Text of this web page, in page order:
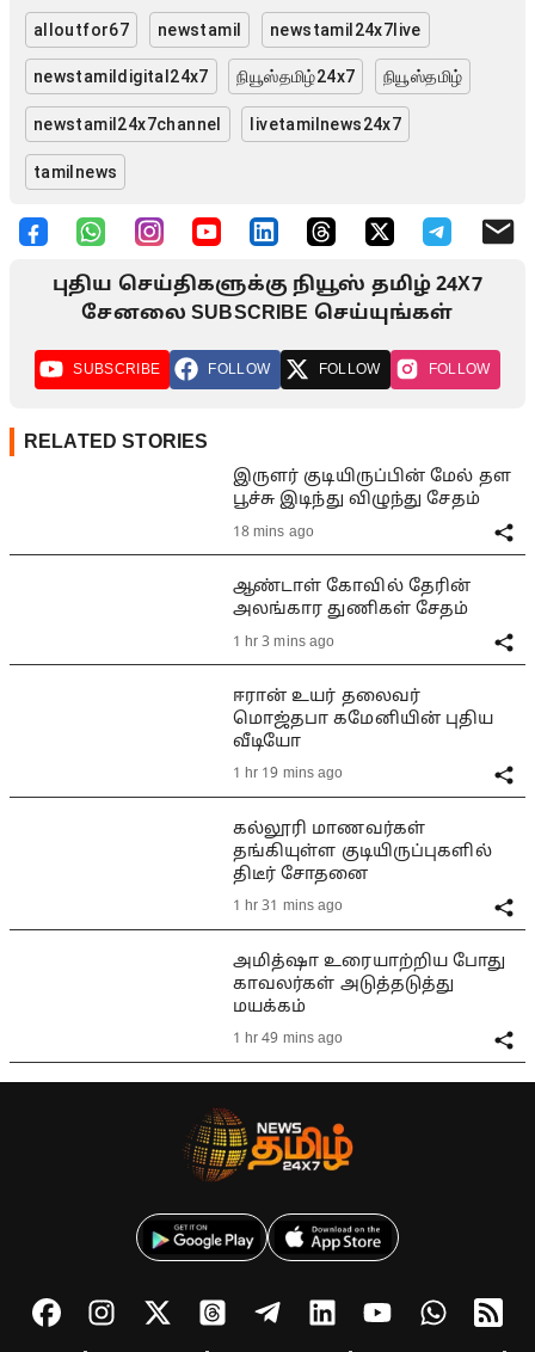
alloutfor67 newstamil newstamil24x7live
newstamildigital24x7 நியூஸ்தமிழ்24x7 நியூஸ்தமிழ்
newstamil24x7channel livetamilnews24x7
tamilnews
புதிய செய்திகளுக்கு நியூஸ் தமிழ் 24X7
சேனலை SUBSCRIBE செய்யுங்கள்
SUBSCRIBE FOLLOW FOLLOW FOLLOW
RELATED STORIES
இருளர் குடியிருப்பின் மேல் தள
பூச்சு இடிந்து விழுந்து சேதம்
18 mins ago
ஆண்டாள் கோவில் தேரின்
அலங்கார துணிகள் சேதம்
1 hr 3 mins ago
ஈரான் உயர் தலைவர்
மொஜ்தபா கமேனியின் புதிய
வீடியோ
1 hr 19 mins ago
கல்லூரி மாணவர்கள்
தங்கியுள்ள குடியிருப்புகளில்
திடீர் சோதனை
1 hr 31 mins ago
அமித்ஷா உரையாற்றிய போது
காவலர்கள் அடுத்தடுத்து
மயக்கம்
1 hr 49 mins ago